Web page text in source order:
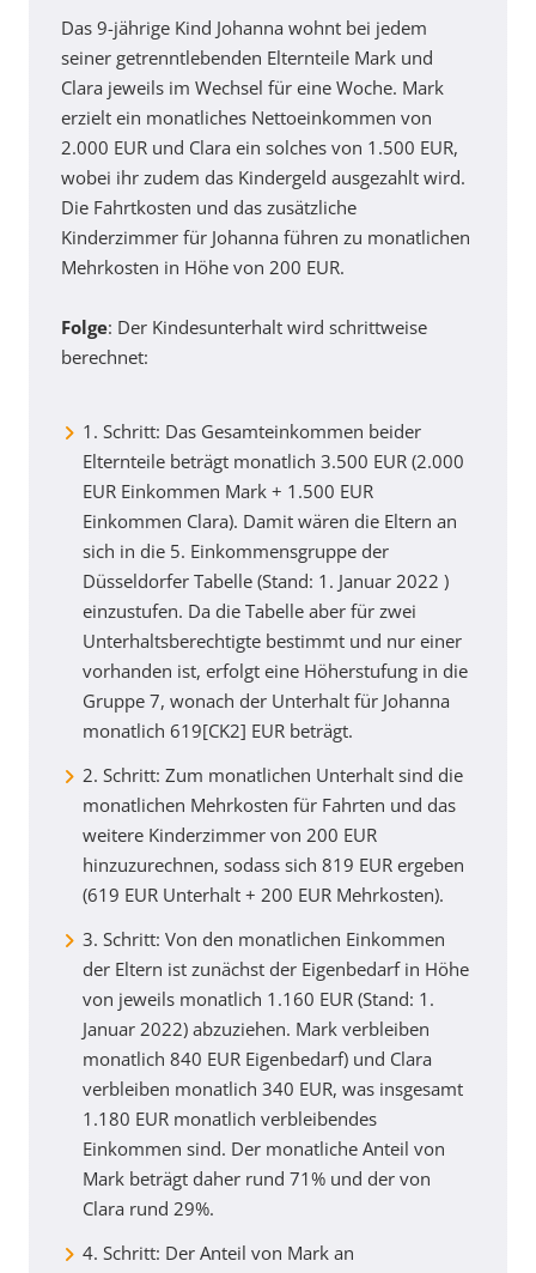
Das 9-jährige Kind Johanna wohnt bei jedem
seiner getrenntlebenden Elternteile Mark und
Clara jeweils im Wechsel für eine Woche. Mark
erzielt ein monatliches Nettoeinkommen von
2.000 EUR und Clara ein solches von 1.500 EUR,
wobei ihr zudem das Kindergeld ausgezahlt wird.
Die Fahrtkosten und das zusätzliche
Kinderzimmer für Johanna führen zu monatlichen
Mehrkosten in Höhe von 200 EUR.
Folge: Der Kindesunterhalt wird schrittweise
berechnet:
1. Schritt: Das Gesamteinkommen beider
Elternteile beträgt monatlich 3.500 EUR (2.000
EUR Einkommen Mark + 1.500 EUR
Einkommen Clara). Damit wären die Eltern an
sich in die 5. Einkommensgruppe der
Düsseldorfer Tabelle (Stand: 1. Januar 2022 )
einzustufen. Da die Tabelle aber für zwei
Unterhaltsberechtigte bestimmt und nur einer
vorhanden ist, erfolgt eine Höherstufung in die
Gruppe 7, wonach der Unterhalt für Johanna
monatlich 619[CK2] EUR beträgt.
2. Schritt: Zum monatlichen Unterhalt sind die
monatlichen Mehrkosten für Fahrten und das
weitere Kinderzimmer von 200 EUR
hinzuzurechnen, sodass sich 819 EUR ergeben
(619 EUR Unterhalt + 200 EUR Mehrkosten).
3. Schritt: Von den monatlichen Einkommen
der Eltern ist zunächst der Eigenbedarf in Höhe
von jeweils monatlich 1.160 EUR (Stand: 1.
Januar 2022) abzuziehen. Mark verbleiben
monatlich 840 EUR Eigenbedarf) und Clara
verbleiben monatlich 340 EUR, was insgesamt
1.180 EUR monatlich verbleibendes
Einkommen sind. Der monatliche Anteil von
Mark beträgt daher rund 71% und der von
Clara rund 29%.
4. Schritt: Der Anteil von Mark an